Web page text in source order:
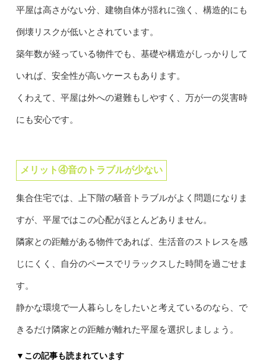
平屋は高さがない分、建物自体が揺れに強く、構造的にも
倒壊リスクが低いとされています。
築年数が経っている物件でも、基礎や構造がしっかりして
いれば、安全性が高いケースもあります。
くわえて、平屋は外への避難もしやすく、万が一の災害時
にも安心です。
メリット④音のトラブルが少ない
集合住宅では、上下階の騒音トラブルがよく問題になりま
すが、平屋ではこの心配がほとんどありません。
隣家との距離がある物件であれば、生活音のストレスを感
じにくく、自分のペースでリラックスした時間を過ごせま
す。
静かな環境で一人暮らしをしたいと考えているのなら、で
きるだけ隣家との距離が離れた平屋を選択しましょう。
▼この記事も読まれています